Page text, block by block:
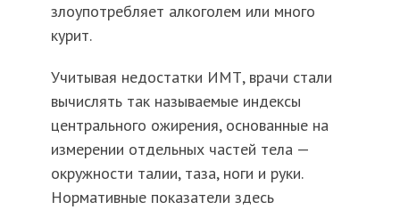
злоупотребляет алкоголем или много
курит.
Учитывая недостатки ИМТ, врачи стали
вычислять так называемые индексы
центрального ожирения, основанные на
измерении отдельных частей тела —
окружности талии, таза, ноги и руки.
Нормативные показатели здесь